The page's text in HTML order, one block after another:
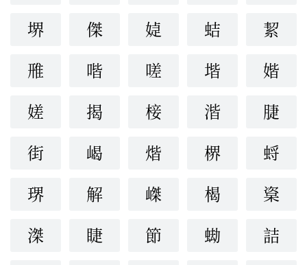
堺
傑 媫 蛣
絜
雃
喈 嗟 堦
媘
嫅
揭 椄 湝
脻
街
嵑 煯 楐
蛶
琾
解 嵥 楬
楶
滐
睫 節 蜐
詰